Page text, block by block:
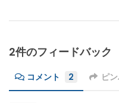
2件のフィードバック
コメント 2 ピ